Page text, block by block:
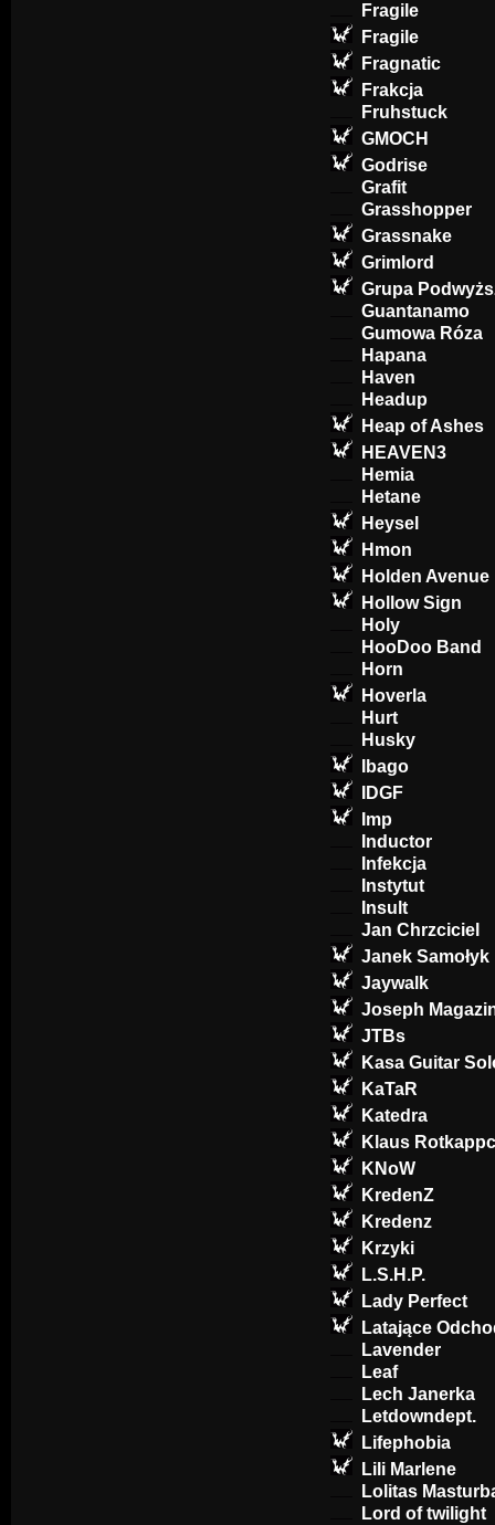
Fragile
Fragile
Fragnatic
Frakcja
Fruhstuck
GMOCH
Godrise
Grafit
Grasshopper
Grassnake
Grimlord
Grupa
Guantanamo
Gumowa Róza
Hapana
Haven
Headup
Heap of Ashes
HEAVEN3
Hemia
Hetane
Heysel
Hmon
Holden Avenue
Hollow Sign
Holy
HooDoo Band
Horn
Hoverla
Hurt
Husky
Ibago
IDGF
Imp
Inductor
Infekcja
Instytut
Insult
Jan Chrzciciel
Janek Samołyk
Jaywalk
Joseph
JTBs
Kasa Guitar
KaTaR
Katedra
Klaus
KNoW
KredenZ
Kredenz
Krzyki
L.S.H.P.
Lady Perfect
Latające
Lavender
Leaf
Lech Janerka
Letdowndept.
Lifephobia
Lili Marlene
Lolitas
Lord of twilight